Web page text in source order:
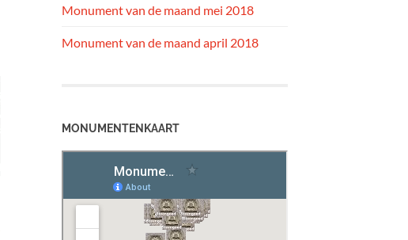
Monument van de maand mei 2018
Monument van de maand april 2018
MONUMENTENKAART